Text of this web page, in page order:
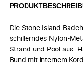
Die Stone Island
schillerndes Nylon-
Strand und Pool aus.
Bund mit internem